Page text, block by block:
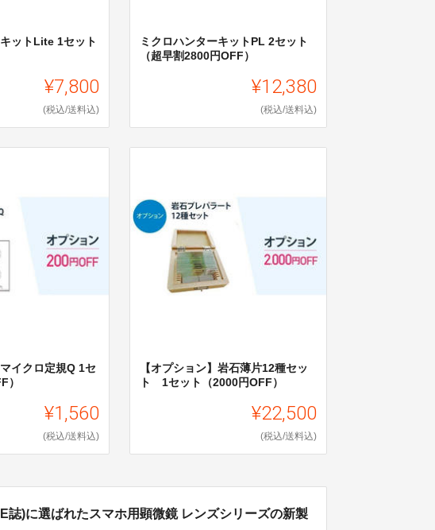
ットLite 1セット
¥7,800
(税込/送料込)
ミクロハンターキットPL 2セット
（超早割2800円OFF）
¥12,380
(税込/送料込)
イクロ定規Q 1セ
）
¥1,560
(税込/送料込)
【オプション】岩石薄片12種セッ
ト 1セット（2000円OFF）
¥22,500
(税込/送料込)
誌)に選ばれたスマホ用顕微鏡 レンズシリーズの新製